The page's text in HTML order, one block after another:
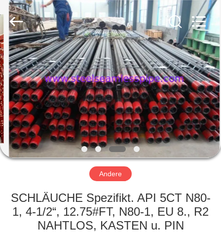
HAUS
PRODUKTE
ÜBER
UNS
FABRIK-
QUALITÄTSKONTROLLE
2026
Yuhong
Group
Co.,Ltd.
Rights
Reserved.
Andere
SCHLÄUCHE Spezifikt. API 5CT N80-
1, 4-1/2“, 12.75#FT, N80-1, EU 8., R2
NAHTLOS, KASTEN u. PIN